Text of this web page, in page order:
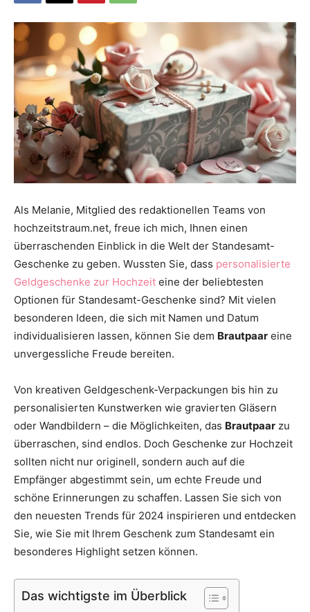
Portal
rund
das
Thema
Als Melanie, Mitglied des redaktionellen Teams von
hochzeitstraum.net, freue ich mich, Ihnen einen
überraschenden Einblick in die Welt der Standesamt-
Geschenke zu geben. Wussten Sie, dass personalisierte
Geldgeschenke zur Hochzeit eine der beliebtesten
Optionen für Standesamt-Geschenke sind? Mit vielen
besonderen Ideen, die sich mit Namen und Datum
individualisieren lassen, können Sie dem Brautpaar eine
unvergessliche Freude bereiten.
Von kreativen Geldgeschenk-Verpackungen bis hin zu
personalisierten Kunstwerken wie gravierten Gläsern
oder Wandbildern – die Möglichkeiten, das Brautpaar zu
überraschen, sind endlos. Doch Geschenke zur Hochzeit
sollten nicht nur originell, sondern auch auf die
Empfänger abgestimmt sein, um echte Freude und
schöne Erinnerungen zu schaffen. Lassen Sie sich von
den neuesten Trends für 2024 inspirieren und entdecken
Sie, wie Sie mit Ihrem Geschenk zum Standesamt ein
besonderes Highlight setzen können.
Das wichtigste im Überblick